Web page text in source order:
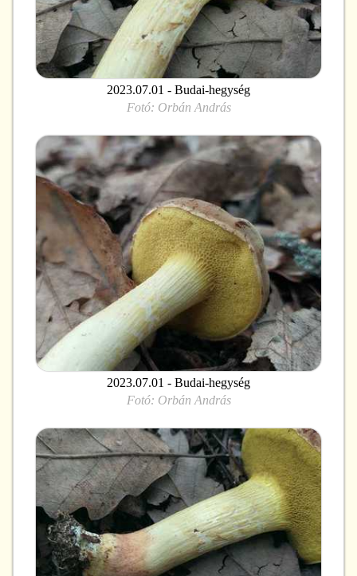
2023.07.01 - Budai-hegység
Fotó: Orbán András
2023.07.01 - Budai-hegység
Fotó: Orbán András